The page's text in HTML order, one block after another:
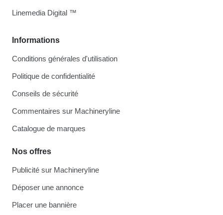
Informations
Conditions générales d'utilisation
Politique de confidentialité
Conseils de sécurité
Commentaires sur Machineryline
Catalogue de marques
Nos offres
Publicité sur Machineryline
Déposer une annonce
Placer une bannière
Linemedia Digital ™